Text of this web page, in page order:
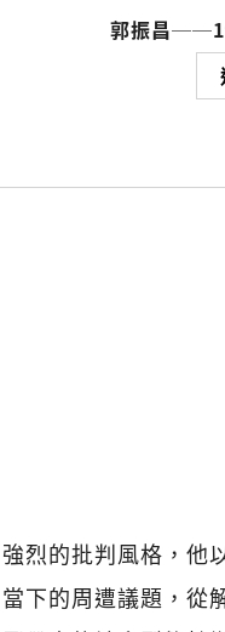
郭振昌
烈的批判風格，他
下的周遭議題，從